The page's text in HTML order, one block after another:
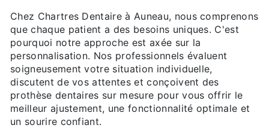
Chez Chartres Dentaire à Auneau, nous comprenons
que chaque patient a des besoins uniques. C'est
pourquoi notre approche est axée sur la
personnalisation. Nos professionnels évaluent
soigneusement votre situation individuelle,
discutent de vos attentes et conçoivent des
prothèse dentaires sur mesure pour vous offrir le
meilleur ajustement, une fonctionnalité optimale et
un sourire confiant.